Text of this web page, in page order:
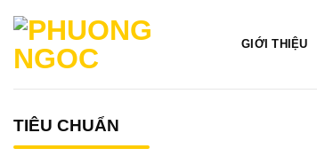
content
GIỚI THIỆU
TIÊU CHUẨN